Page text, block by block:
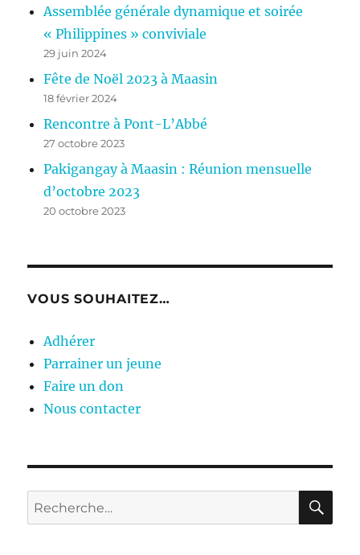
Assemblée générale dynamique et soirée
« Philippines » conviviale
29 juin 2024
Fête de Noël 2023 à Maasin
18 février 2024
Rencontre à Pont-L’Abbé
27 octobre 2023
Pakigangay à Maasin : Réunion mensuelle
d’octobre 2023
20 octobre 2023
VOUS SOUHAITEZ…
Adhérer
Parrainer un jeune
Faire un don
Nous contacter
Recherche
pour :